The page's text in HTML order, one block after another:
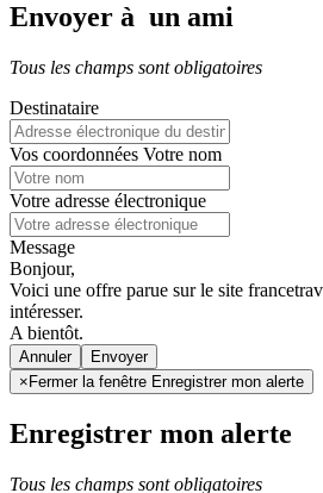
Envoyer à un ami
Tous les champs sont obligatoires
Destinataire
Vos coordonnées Votre nom
Votre adresse électronique
Message
Bonjour,
Voici une offre parue sur le site
intéresser.
A bientôt.
Annuler
× Fermer la fenêtre Enregistrer mon alerte
Enregistrer mon alerte
Tous les champs sont obligatoires